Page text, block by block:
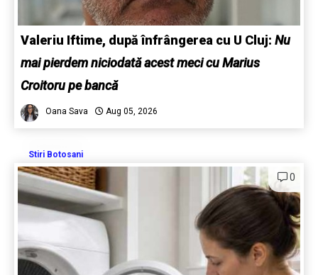
Valeriu Iftime, după înfrângerea cu U Cluj: Nu
mai pierdem niciodată acest meci cu Marius
Croitoru pe bancă
Oana Sava Aug 05, 2026
Stiri Botosani
0